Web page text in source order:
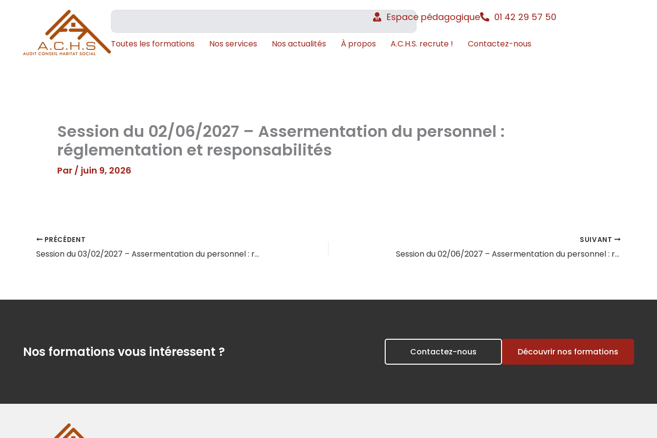
Rechercher Espace pédagogique 01 42 29 57 50
Toutes les formations Nos services Nos actualités À propos A.C.H.S. recrute ! Contactez-nous
Session du 02/06/2027 – Assermentation du personnel :
réglementation et responsabilités
Par / juin 9, 2026
PRÉCÉDENT
Session du 03/02/2027 – Assermentation du personnel : réglementation et responsabilités
SUIVANT
Session du 02/06/2027 – Assermentation du personnel : réglementation et responsabilités
Nos formations vous intéressent ? Contactez-nous Découvrir nos formations